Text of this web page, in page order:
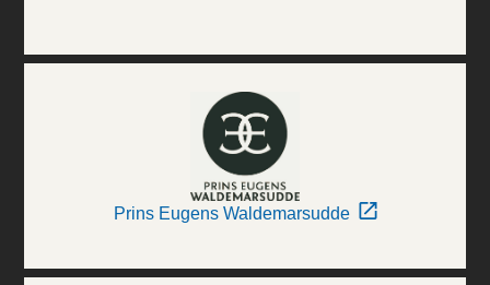
Prins Eugens Waldemarsudde